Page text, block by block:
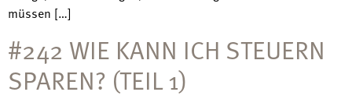
müssen […]
#242 WIE KANN ICH STEUERN
SPAREN? (TEIL 1)